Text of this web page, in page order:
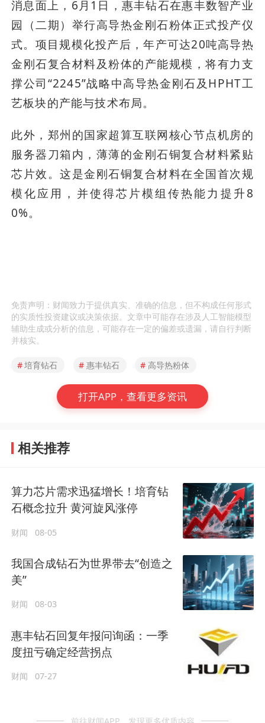
消息面上，6月1日，惠丰钻石在惠丰数智产业
园（二期）举行高导热金刚石粉体正式投产仪
式。项目规模化投产后，年产可达20吨高导热
金刚石复合材料及粉体的产能规模，将有力支
撑公司“2245”战略中高导热金刚石及HPHT工
艺板块的产能与技术布局。
此外，郑州的国家超算互联网核心节点机房的
服务器刀箱内，薄薄的金刚石铜复合材料紧贴
芯片效。这是金刚石铜复合材料在全国首次规
模化应用，并使得芯片模组传热能力提升8
0%。
免责声明：财闻致力于提供真实、准确的信息，但不构成任何形式
的实质性投资建议或决策依据。文章中可能存在涉及人工智能模型
辅助生成或分析的信息，可能存在一定的偏差或遗漏，请自行判断
并核实。
#培育钻石 # 惠丰钻石 # 高导热粉体
打开APP，查看更多资讯
相关推荐
算力芯片需求迅猛增长！培育钻
石概念拉升 黄河旋风涨停
财闻 08-05
我国合成钻石为世界带去“创造之
美”
财闻 08-03
惠丰钻石回复年报问询函：一季
度扭亏确定经营拐点
财闻 07-27